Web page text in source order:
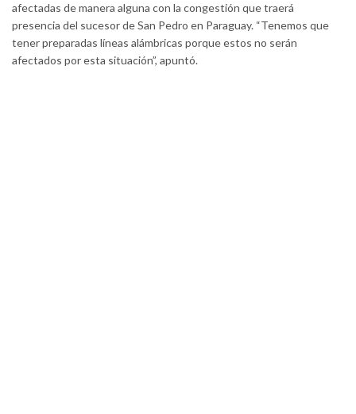
afectadas de manera alguna con la congestión que traerá
presencia del sucesor de San Pedro en Paraguay. “Tenemos que
tener preparadas líneas alámbricas porque estos no serán
afectados por esta situación”, apuntó.